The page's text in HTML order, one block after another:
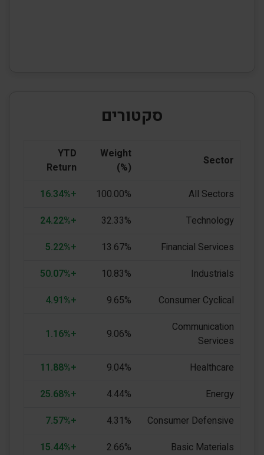
סקטורים
Sector
Weight
(%)
YTD
Return
All Sectors
100.00%
+16.34%
Technology
32.33%
+24.22%
Financial Services
13.67%
+5.22%
Industrials
10.83%
+50.07%
Consumer Cyclical
9.65%
+4.91%
Communication
Services
9.06%
+1.16%
Healthcare
9.04%
+11.88%
Energy
4.44%
+25.68%
Consumer Defensive
4.31%
+7.57%
Basic Materials
2.66%
+15.44%